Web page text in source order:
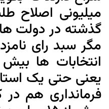
میلیونی اصلاح
گذشته در دولت
مگر سبد رای
انتخابات ها
یعنی حتی یک
فرمانداری هم